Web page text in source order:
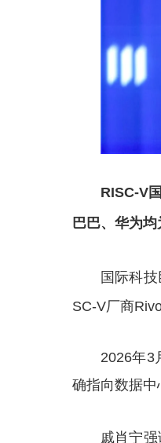
RISC-V
巴巴、华为均
国际科
SC-V厂商
2026年3
确指向数据中
戚肖宁